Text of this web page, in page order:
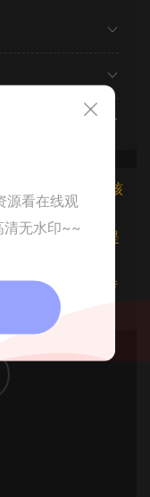
批量搬运，一经核
您的权益可以提
3884.html
，转
源看在线观
清无水印~~